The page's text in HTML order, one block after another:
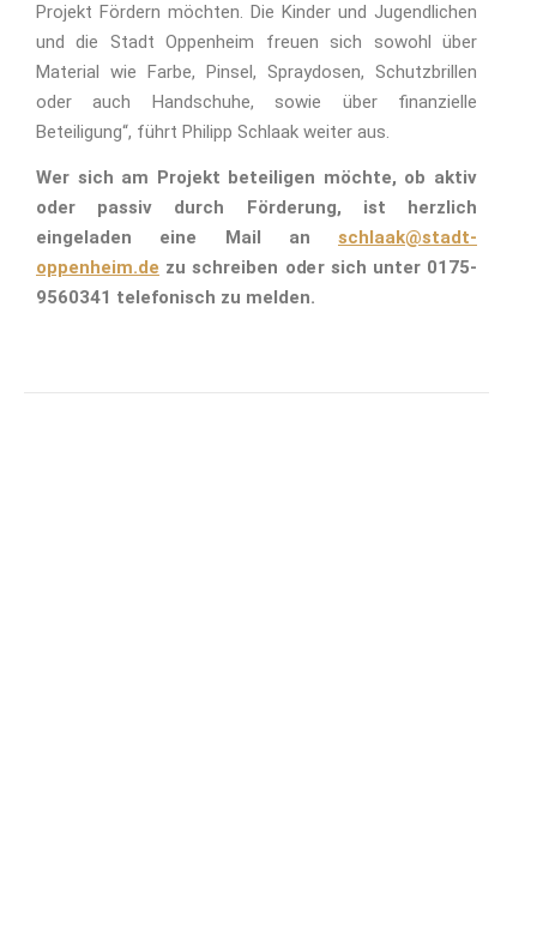
Projekt Fördern möchten. Die Kinder und Jugendlichen
und die Stadt Oppenheim freuen sich sowohl über
Material wie Farbe, Pinsel, Spraydosen, Schutzbrillen
oder auch Handschuhe, sowie über finanzielle
Beteiligung“, führt Philipp Schlaak weiter aus.
Wer sich am Projekt beteiligen möchte, ob aktiv
oder passiv durch Förderung, ist herzlich
eingeladen eine Mail an schlaak@stadt-
oppenheim.de zu schreiben oder sich unter 0175-
9560341 telefonisch zu melden.